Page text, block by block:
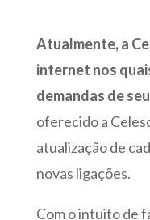
Atualmente, a
internet nos
demandas de
oferecido a
atualização de
novas ligações.
Com o intuito de